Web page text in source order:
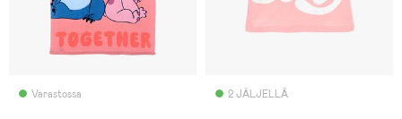
Varastossa 2 JÄLJELLÄ